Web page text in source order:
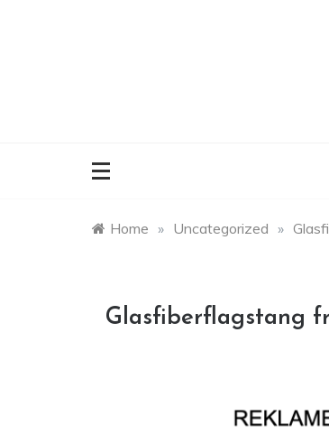
Home » Uncategorized »
Glasfiberflagstang